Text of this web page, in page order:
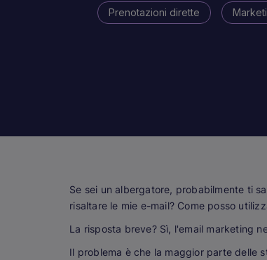
Prenotazioni dirette
Se sei un albergatore, probabilmente ti
risaltare le mie e-mail? Come posso
La risposta breve? Sì, l'email marketing
Il problema è che la maggior parte delle